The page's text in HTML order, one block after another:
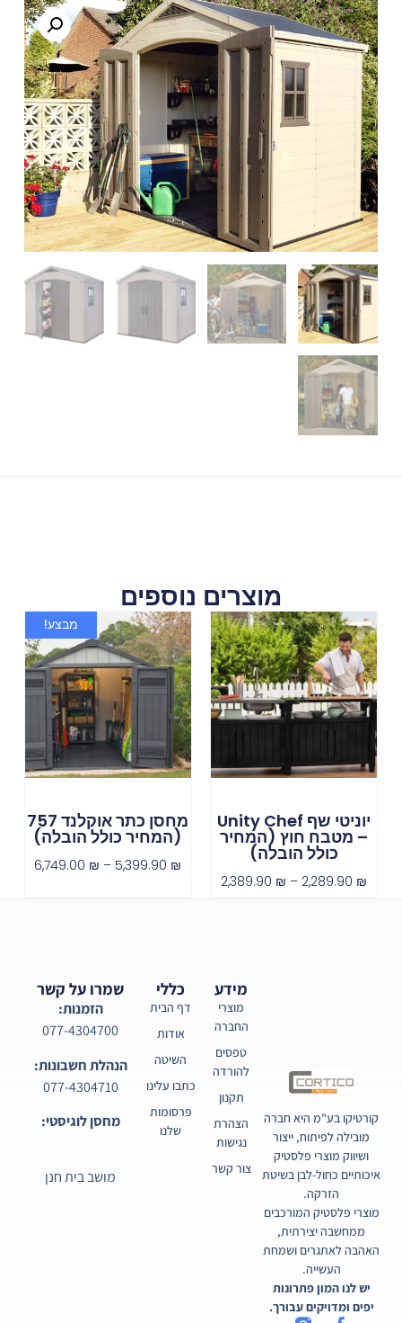
מוצרים נוספים
יוניטי שף Unity Chef
– מטבח חוץ (המחיר
כולל הובלה)
2,289.90 ₪
–
2,389.90 ₪
מבצע!
מחסן כתר אוקלנד 757
(המחיר כולל הובלה)
5,399.90 ₪
–
6,749.00 ₪
קורטיקו בע"מ היא חברה
מובילה לפיתוח, ייצור
ושיווק מוצרי פלסטיק
איכותיים כחול-לבן בשיטת
הזרקה.
מוצרי פלסטיק המורכבים
ממחשבה יצירתית,
האהבה לאתגרים ושמחת
העשייה.
יש לנו המון פתרונות
יפים ומדויקים עבורך.
כללי
דף הבית
אודות
השיטה
כתבו עלינו
פרסומות
שלנו
מידע
מוצרי
החברה
טפסים
להורדה
תקנון
הצהרת
נגישות
צור קשר
שמרו על קשר
הזמנות:
077-4304700
הנהלת חשבונות:
077-4304710
מחסן לוגיסטי:
מושב בית חנן